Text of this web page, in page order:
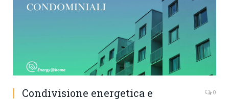
Condivisione energetica e
0